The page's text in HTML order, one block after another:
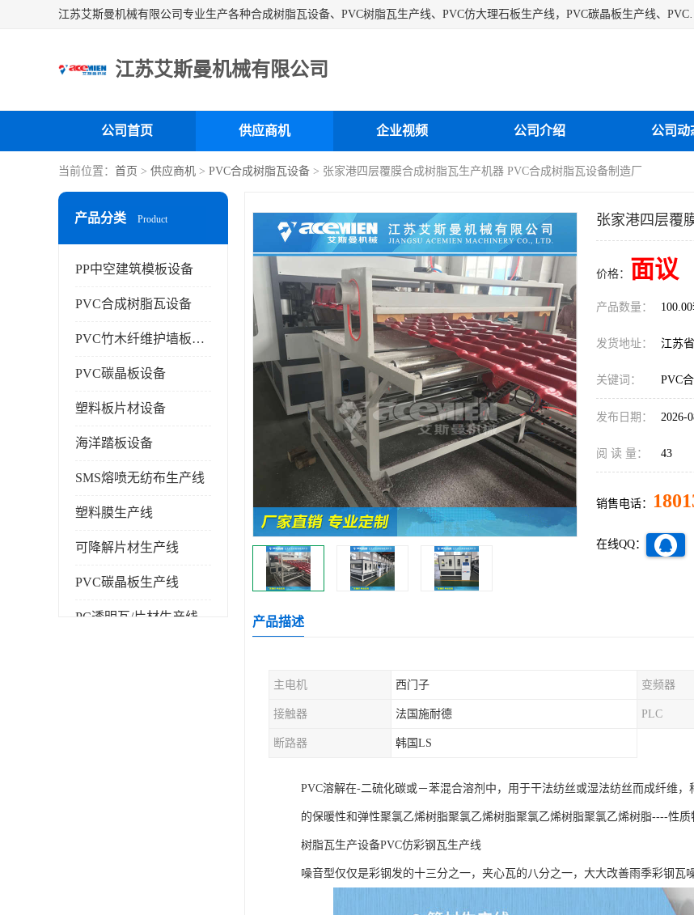
江苏艾斯曼机械有限公司专业生产各种合成树脂瓦设备、PVC
江苏艾斯曼机械有限公司
公司首页 供应商机 企业视频 公司介绍 公司动
当前位置： 首页 > 供应商机 > PVC合成树脂瓦设备 > 张家港四层覆膜合成树脂瓦生产机器 PVC合成树脂瓦设备制造厂
产品分类 Product
PP中空建筑模板设备
PVC合成树脂瓦设备
PVC竹木纤维护墙板设备
PVC碳晶板设备
塑料板片材设备
海洋踏板设备
SMS熔喷无纺布生产线
塑料膜生产线
可降解片材生产线
PVC碳晶板生产线
PC透明瓦/片材生产线
张家港四层覆
价格： 面议
产品数量：
发货地址： 江苏
关键词： PVC
发布日期： 2026-
阅 读 量： 43
销售电话：
在线QQ：
产品描述
主电机 西门子 变频器
接触器 法国施耐德 PLC
断路器 韩国LS
PVC溶解在-二硫化碳或－苯混合溶剂中，用于干法纺丝或湿法纺丝而成纤维
的保暖性和弹性聚氯乙烯树脂聚氯乙烯树脂聚氯乙烯树脂聚氯乙烯树脂----性
树脂瓦生产设备PVC仿彩钢瓦生产线
噪音型仅仅是彩钢发的十三分之一，夹心瓦的八分之一，大大改善雨季彩钢瓦